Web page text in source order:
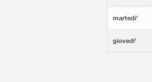
martedi'
giovedi'